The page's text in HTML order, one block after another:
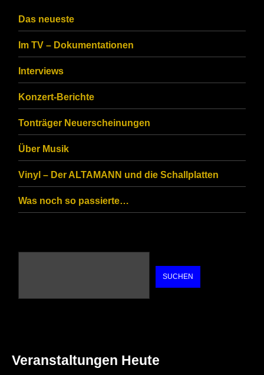
CAPTCHA
ensure
that
you
are
human.
Das neueste
Im TV – Dokumentationen
Interviews
Konzert-Berichte
Tonträger Neuerscheinungen
Über Musik
Vinyl – Der ALTAMANN und die Schallplatten
Was noch so passierte…
SUCHEN
Veranstaltungen Heute